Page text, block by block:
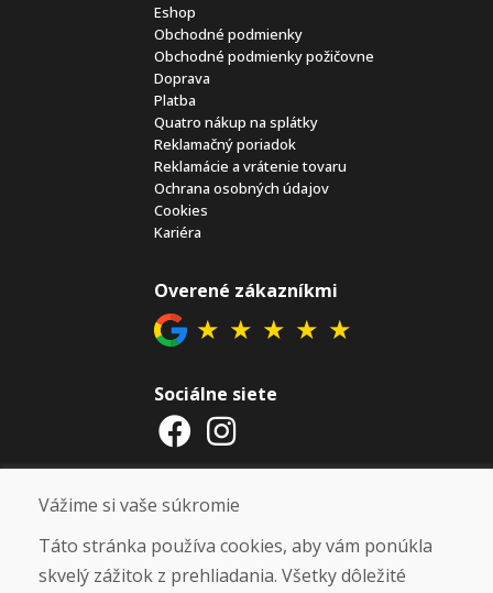
Eshop
Obchodné podmienky
Obchodné podmienky požičovne
Doprava
Platba
Quatro nákup na splátky
Reklamačný poriadok
Reklamácie a vrátenie tovaru
Ochrana osobných údajov
Cookies
Kariéra
Overené zákazníkmi
★ ★ ★ ★ ★
Sociálne siete
Otváracie hodiny
UKONČENÁ. ĎAKUJEME VÁM ZA
Vážime si vaše súkromie
Táto stránka používa cookies, aby vám ponúkla
skvelý zážitok z prehliadania. Všetky dôležité